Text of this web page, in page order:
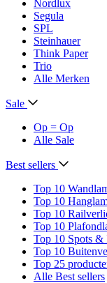
Nordlux
Segula
SPL
Steinhauer
Think Paper
Trio
Alle Merken
Sale
Op = Op
Alle Sale
Best sellers
Top 10
Top 10
Top 10
Top 10
Top 10 Spots &
Top 10
Top 25
Alle Best sellers